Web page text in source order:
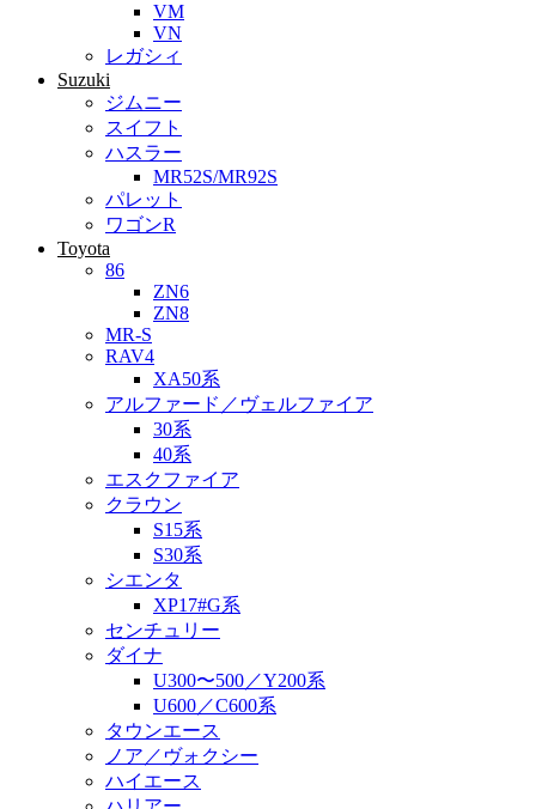
VM
VN
レガシィ
Suzuki
ジムニー
スイフト
ハスラー
MR52S/MR92S
パレット
ワゴンR
Toyota
86
ZN6
ZN8
MR-S
RAV4
XA50系
アルファード／ヴェルファイア
30系
40系
エスクファイア
クラウン
S15系
S30系
シエンタ
XP17#G系
センチュリー
ダイナ
U300〜500／Y200系
U600／C600系
タウンエース
ノア／ヴォクシー
ハイエース